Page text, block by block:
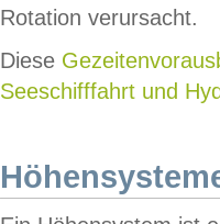
Rotation verursacht.
Diese
Seeschifffahrt und